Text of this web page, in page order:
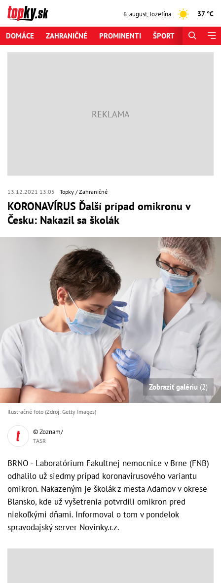
6. august,Jozefína 37 °C
DOMÁCE ZAHRANIČNÉ PROMINENTI ŠPORT
13.12.2021 13:05 Topky Zahraničné
KORONAVÍRUS Ďalší prípad omikronu v
Česku: Nakazil sa školák
Zobraziť galériu (2)
Ilustračné foto (Zdroj: Getty Images)
© Zoznam/
TASR
BRNO - Laboratórium Fakultnej nemocnice v Brne (FNB)
odhalilo už siedmy prípad koronavírusového variantu
omikron. Nakazeným je školák z mesta Adamov v okrese
Blansko, kde už vyšetrenia potvrdili omikron pred
niekoľkými dňami. Informoval o tom v pondelok
spravodajský server Novinky.cz.